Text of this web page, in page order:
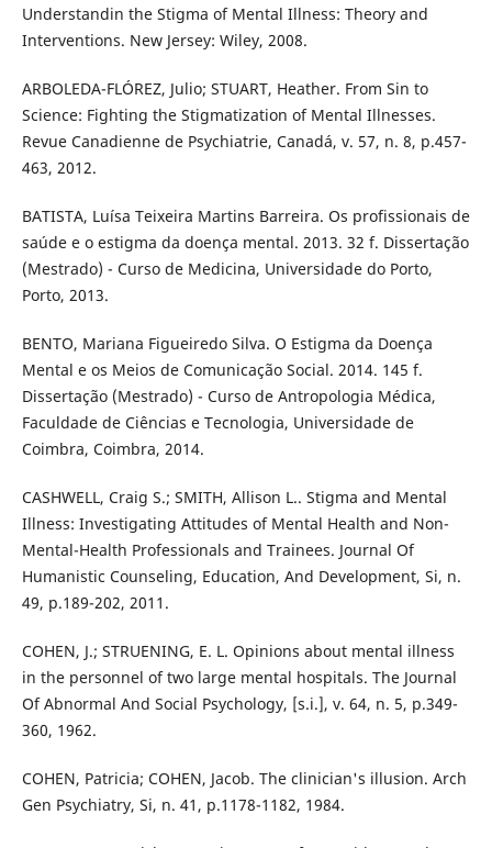
Understandin the Stigma of Mental Illness: Theory and
Interventions. New Jersey: Wiley, 2008.
ARBOLEDA-FLÓREZ, Julio; STUART, Heather. From Sin to
Science: Fighting the Stigmatization of Mental Illnesses.
Revue Canadienne de Psychiatrie, Canadá, v. 57, n. 8, p.457-
463, 2012.
BATISTA, Luísa Teixeira Martins Barreira. Os profissionais de
saúde e o estigma da doença mental. 2013. 32 f. Dissertação
(Mestrado) - Curso de Medicina, Universidade do Porto,
Porto, 2013.
BENTO, Mariana Figueiredo Silva. O Estigma da Doença
Mental e os Meios de Comunicação Social. 2014. 145 f.
Dissertação (Mestrado) - Curso de Antropologia Médica,
Faculdade de Ciências e Tecnologia, Universidade de
Coimbra, Coimbra, 2014.
CASHWELL, Craig S.; SMITH, Allison L.. Stigma and Mental
Illness: Investigating Attitudes of Mental Health and Non-
Mental-Health Professionals and Trainees. Journal Of
Humanistic Counseling, Education, And Development, Si, n.
49, p.189-202, 2011.
COHEN, J.; STRUENING, E. L. Opinions about mental illness
in the personnel of two large mental hospitals. The Journal
Of Abnormal And Social Psychology, [s.i.], v. 64, n. 5, p.349-
360, 1962.
COHEN, Patricia; COHEN, Jacob. The clinician's illusion. Arch
Gen Psychiatry, Si, n. 41, p.1178-1182, 1984.